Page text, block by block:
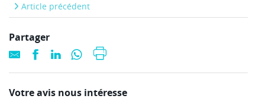
Article précédent
Partager
Votre avis nous intéresse